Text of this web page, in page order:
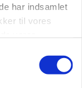
har indsamlet
til vores